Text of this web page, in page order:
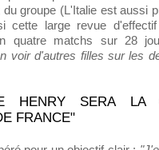
groupe (L'Italie est aussi
cette large revue
quatre matchs sur 28
voir d'autres filles sur les
HENRY SERA LA
FRANCE"